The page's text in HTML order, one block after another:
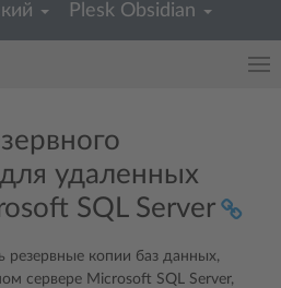
Plesk Obsidian
удаленных
SQL Server
резервные копии баз данных,
сервере Microsoft SQL Server,